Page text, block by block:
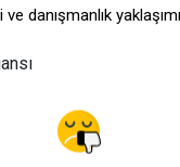
danışmanlık